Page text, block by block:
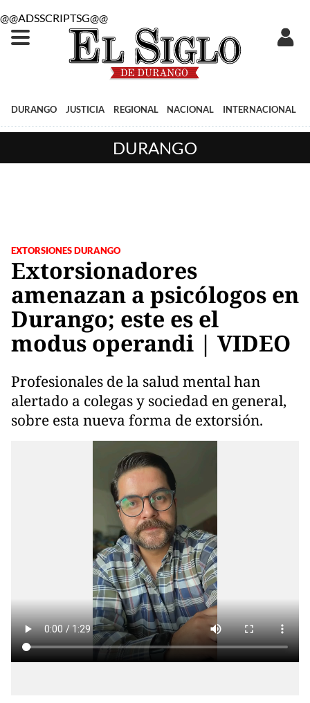
@@ADSSCRIPTSG@@
DURANGO JUSTICIA REGIONAL NACIONAL INTERNACIONAL
DURANGO
EXTORSIONES DURANGO
Extorsionadores
amenazan a psicólogos en
Durango; este es el
modus operandi | VIDEO
Profesionales de la salud mental han
alertado a colegas y sociedad en general,
sobre esta nueva forma de extorsión.